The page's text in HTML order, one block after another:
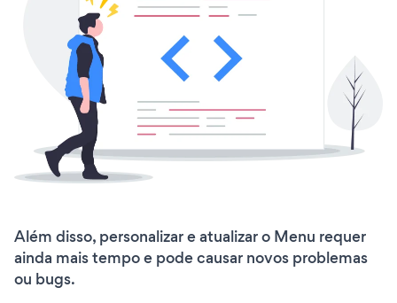
Além disso, personalizar e atualizar o Menu requer
ainda mais tempo e pode causar novos problemas
ou bugs.